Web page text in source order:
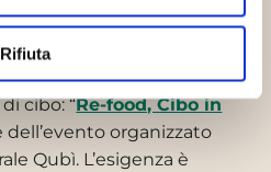
Rifiuta
gli sprechi di
lanciata un’iniziativa
cibo: “Re-food, Cibo in
dell’evento organizzato
Qubì. L’esigenza è